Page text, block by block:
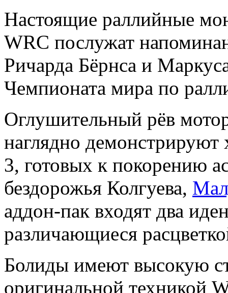
Настоящие раллийные
WRC послужат
Ричарда Бёрнса и
Чемпионата мира по
Оглушительный рёв
наглядно демонстрируют
3, готовых к покорению
бездорожья Колгуева,
аддон-пак входят два
различающиеся
Болиды имеют высокую
оригинальной техникой